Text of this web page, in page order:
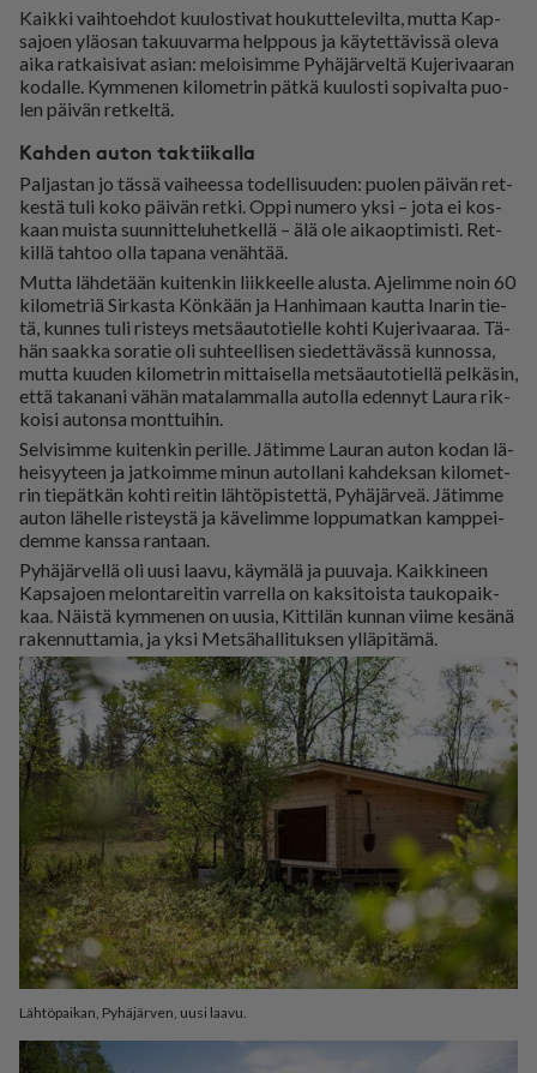
Kaik­ki vaih­to­eh­dot kuu­los­ti­vat hou­kut­te­le­vil­ta, mut­ta Kap­
sa­jo­en ylä­o­san ta­kuu­var­ma help­pous ja käy­tet­tä­vis­sä ole­va
ai­ka rat­kai­si­vat asi­an: me­loi­sim­me Py­hä­jär­vel­tä Ku­je­ri­vaa­ran
ko­dal­le. Kym­me­nen ki­lo­met­rin pät­kä kuu­los­ti so­pi­val­ta puo­
len päi­vän ret­kel­tä.
Kahden auton taktiikalla
Pal­jas­tan jo täs­sä vai­hees­sa to­del­li­suu­den: puo­len päi­vän ret­
kes­tä tuli koko päi­vän ret­ki. Op­pi nu­me­ro yk­si – jota ei kos­
kaan muis­ta suun­nit­te­lu­het­kel­lä – älä ole ai­ka­op­ti­mis­ti. Ret­
kil­lä tah­too ol­la ta­pa­na ve­näh­tää.
Mut­ta läh­de­tään kui­ten­kin liik­keel­le alus­ta. Aje­lim­me noin 60
ki­lo­met­riä Sir­kas­ta Kön­kään ja Han­hi­maan kaut­ta Ina­rin tie­
tä, kun­nes tuli ris­teys met­sä­au­to­tiel­le koh­ti Ku­je­ri­vaa­raa. Tä­
hän saak­ka so­ra­tie oli suh­teel­li­sen sie­det­tä­väs­sä kun­nos­sa,
mut­ta kuu­den ki­lo­met­rin mit­tai­sel­la met­sä­au­to­tiel­lä pel­kä­sin,
et­tä ta­ka­na­ni vä­hän ma­ta­lam­mal­la au­tol­la eden­nyt Lau­ra rik­
koi­si au­ton­sa mont­tui­hin.
Sel­vi­sim­me kui­ten­kin pe­ril­le. Jä­tim­me Lau­ran au­ton ko­dan lä­
hei­syy­teen ja jat­koim­me mi­nun au­tol­la­ni kah­dek­san ki­lo­met­
rin tie­pät­kän koh­ti rei­tin läh­tö­pis­tet­tä, Py­hä­jär­veä. Jä­tim­me
au­ton lä­hel­le ris­teys­tä ja kä­ve­lim­me lop­pu­mat­kan kamp­pei­
dem­me kans­sa ran­taan.
Py­hä­jär­vel­lä oli uu­si laa­vu, käy­mä­lä ja puu­va­ja. Kaik­ki­neen
Kap­sa­jo­en me­lon­ta­rei­tin var­rel­la on kak­si­tois­ta tau­ko­paik­
kaa. Näis­tä kym­me­nen on uu­sia, Kit­ti­län kun­nan vii­me ke­sä­nä
ra­ken­nut­ta­mia, ja yk­si Met­sä­hal­li­tuk­sen yl­lä­pi­tä­mä.
Lähtöpaikan, Pyhäjärven, uusi laavu.